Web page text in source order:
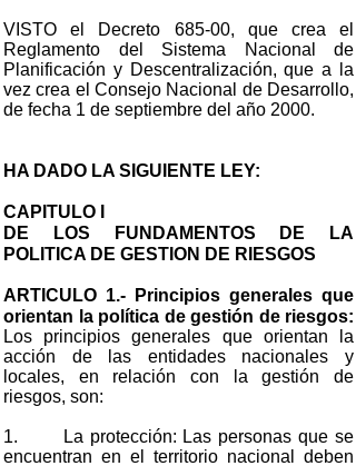
VISTO el Decreto 685-00, que crea el
Reglamento del Sistema Nacional de
Planificación y Descentralización, que a la
vez crea el Consejo Nacional de Desarrollo,
de fecha 1 de septiembre del año 2000.
HA DADO LA SIGUIENTE LEY:
CAPITULO I
DE LOS FUNDAMENTOS DE LA
POLITICA DE GESTION DE RIESGOS
ARTICULO 1.- Principios generales que
orientan la política de gestión de riesgos:
Los principios generales que orientan la
acción de las entidades nacionales y
locales, en relación con la gestión de
riesgos, son:
1. La protección: Las personas que se
encuentran en el territorio nacional deben